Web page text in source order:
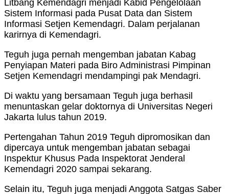
Litbang Kemendagri menjadi Kabid Pengelolaan
Sistem Informasi pada Pusat Data dan Sistem
Informasi Setjen Kemendagri. Dalam perjalanan
karirnya di Kemendagri.
Teguh juga pernah mengemban jabatan Kabag
Penyiapan Materi pada Biro Administrasi Pimpinan
Setjen Kemendagri mendampingi pak Mendagri.
Di waktu yang bersamaan Teguh juga berhasil
menuntaskan gelar doktornya di Universitas Negeri
Jakarta lulus tahun 2019.
Pertengahan Tahun 2019 Teguh dipromosikan dan
dipercaya untuk mengemban jabatan sebagai
Inspektur Khusus Pada Inspektorat Jenderal
Kemendagri 2020 sampai sekarang.
Selain itu, Teguh juga menjadi Anggota Satgas Saber